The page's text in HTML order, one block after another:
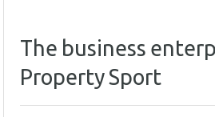
The business
Property Sport